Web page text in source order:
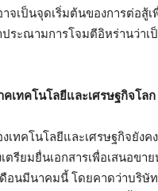
จเป็นจุดเริ่มต้นของการต่อสู้
ประณามการโจมตีอิหร่านว่า
เทคโนโลยีและเศรษฐกิจโลก
เทคโนโลยีและเศรษฐกิจยัง
เตรียมยื่นเอกสารเพื่อเสนอข
ดือนมีนาคมนี้ โดยคาดว่าบริษั